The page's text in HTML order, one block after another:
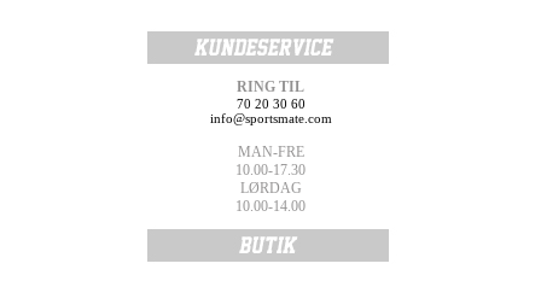
RING TIL
70 20 30 60
info@sportsmate.com
MAN-FRE
10.00-17.30
LØRDAG
10.00-14.00